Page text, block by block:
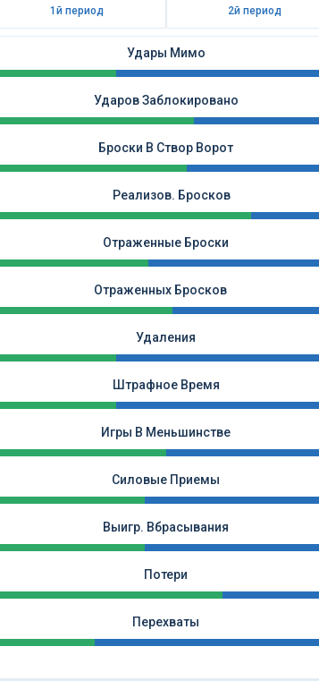
1й период 2й период
Удары Мимо
Ударов Заблокировано
Броски В Створ Ворот
Реализов. Бросков
Отраженные Броски
Отраженных Бросков
Удаления
Штрафное Время
Игры В Меньшинстве
Силовые Приемы
Выигр. Вбрасывания
Потери
Перехваты